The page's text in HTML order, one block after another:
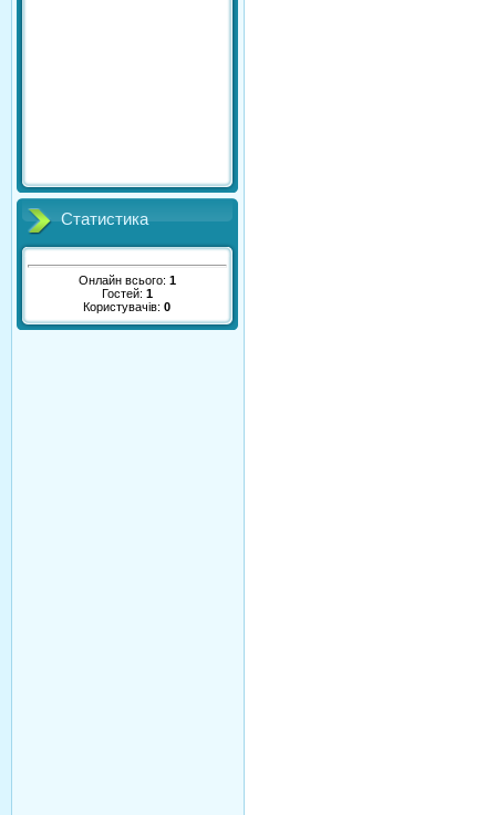
Статистика
Онлайн всього: 1
Гостей: 1
Користувачів:0